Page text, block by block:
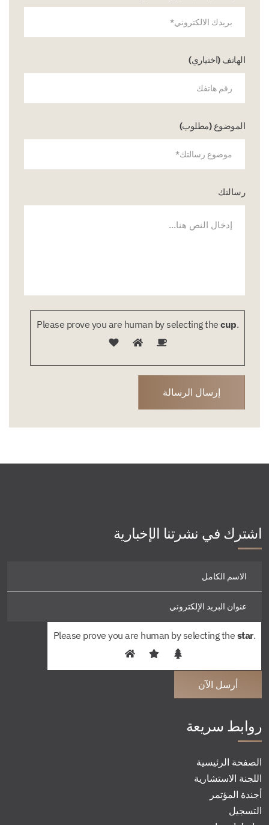
الهاتف (اختياري)
الموضوع (مطلوب)
رسالتك
Please prove you are human by selecting the cup.
اشترك في نشرتنا الإخبارية
Please prove you are human by selecting the star.
روابط سريعة
الصفحة الرئيسية
اللجنة الاستشارية
أجندة المؤتمر
التسجيل